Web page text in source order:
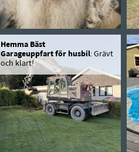
Hemma Bäst
Garageuppfart för husbil: Grävt
och klart!